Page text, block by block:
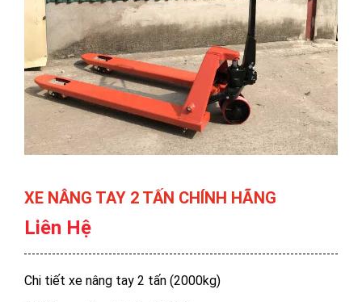
XE NÂNG TAY 2 TẤN CHÍNH HÃNG
Liên Hệ
Chi tiết xe nâng tay 2 tấn (2000kg)